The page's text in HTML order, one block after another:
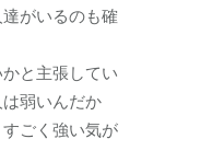
がいるのも確
と主張してい
弱いんだか
ごく強い気が